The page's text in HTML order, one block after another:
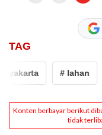
TAG
# lahan